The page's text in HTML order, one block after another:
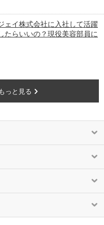
ェイ株式会社に入社して活躍
たらいいの？現役美容部員に
っと見る